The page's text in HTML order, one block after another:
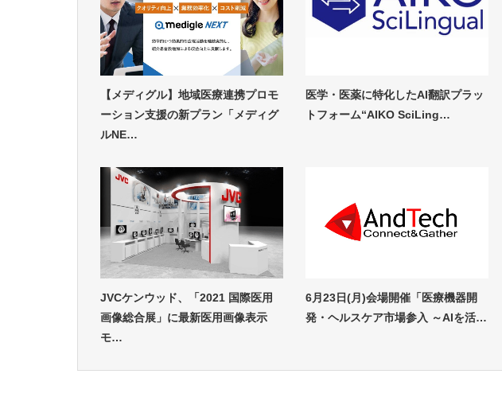
【メディグル】地域医療連携プロモ
ーション支援の新プラン「メディグ
ルNE…
医学・医薬に特化したAI翻訳プラッ
トフォーム“AIKO SciLing…
JVCケンウッド、「2021 国際医用
画像総合展」に最新医用画像表示
モ…
6月23日(月)会場開催「医療機器開
発・ヘルスケア市場参入 ～AIを活…